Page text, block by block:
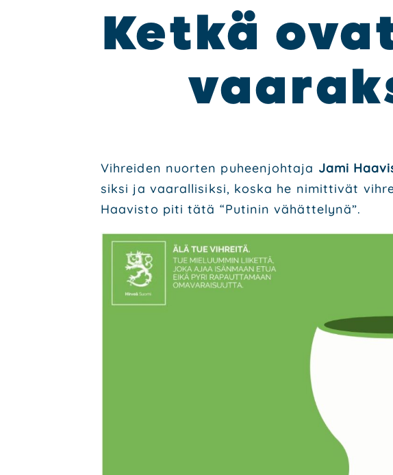
Ket­kä
Vih­rei­den nuor­ten puheen­joh­ta­ja Jami
sik­si ja vaa­ral­li­sik­si, kos­ka he nimit­ti­vät
Haa­vis­to piti tätä “Puti­nin vähät­te­ly­nä”.